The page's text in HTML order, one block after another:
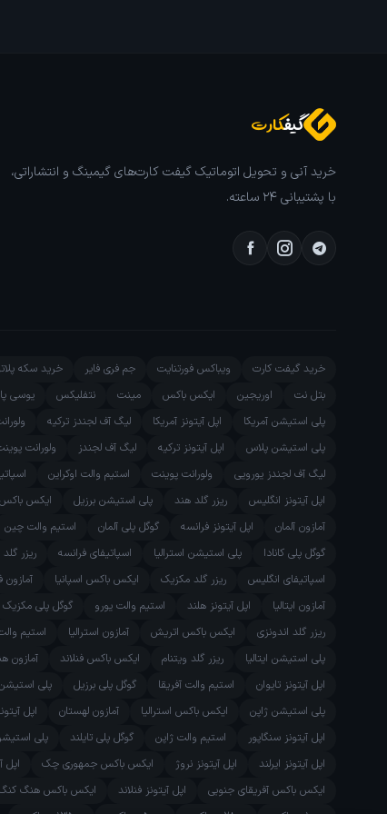
گیفکارت
خرید آنی و تحویل اتوماتیک گیفت کارت‌های گیمینگ و انتشاراتی،
با پشتیبانی ۲۴ ساعته.
خرید گیفت کارت ویباکس فورتنایت جم فری فایر خرید سکه
بتل نت
اوریجین ایکس باکس مینت نتفلیکس یوسی
پلی استیشن آمریکا
اپل آیتونز آمریکا لیگ آف لجندز ترکیه
پلی استیشن پلاس
اپل آیتونز ترکیه لیگ آف لجندز ولورانت
لیگ آف لجندز یورویی
ولورانت پوینت استیم والت اوکراین
اپل آیتونز انگلیس
ریزر گلد هند پلی استیشن برزیل ایکس
آمازون آلمان
اپل آیتونز فرانسه گوگل پلی آلمان استیم والت چین
گوگل پلی کانادا
پلی استیشن استرالیا اسپاتیفای فرانسه ریزر
اسپاتیفای انگلیس
ریزر گلد مکزیک ایکس باکس اسپانیا آمازون
آمازون ایتالیا
اپل آیتونز هلند استیم والت یورو گوگل پلی مکزیک
ریزر گلد اندونزی
ایکس باکس اتریش آمازون استرالیا استیم
پلی استیشن ایتالیا
ریزر گلد ویتنام ایکس باکس فنلاند آمازون
اپل آیتونز تایوان
استیم والت آفریقا گوگل پلی برزیل پلی استیشن
پلی استیشن ژاپن
ایکس باکس استرالیا آمازون لهستان اپل
اپل آیتونز سنگاپور
استیم والت ژاپن گوگل پلی تایلند پلی
اپل آیتونز ایرلند
اپل آیتونز نروژ ایکس باکس جمهوری چک اپل
ایکس باکس آفریقای جنوبی
اپل آیتونز فنلاند ایکس باکس هنگ